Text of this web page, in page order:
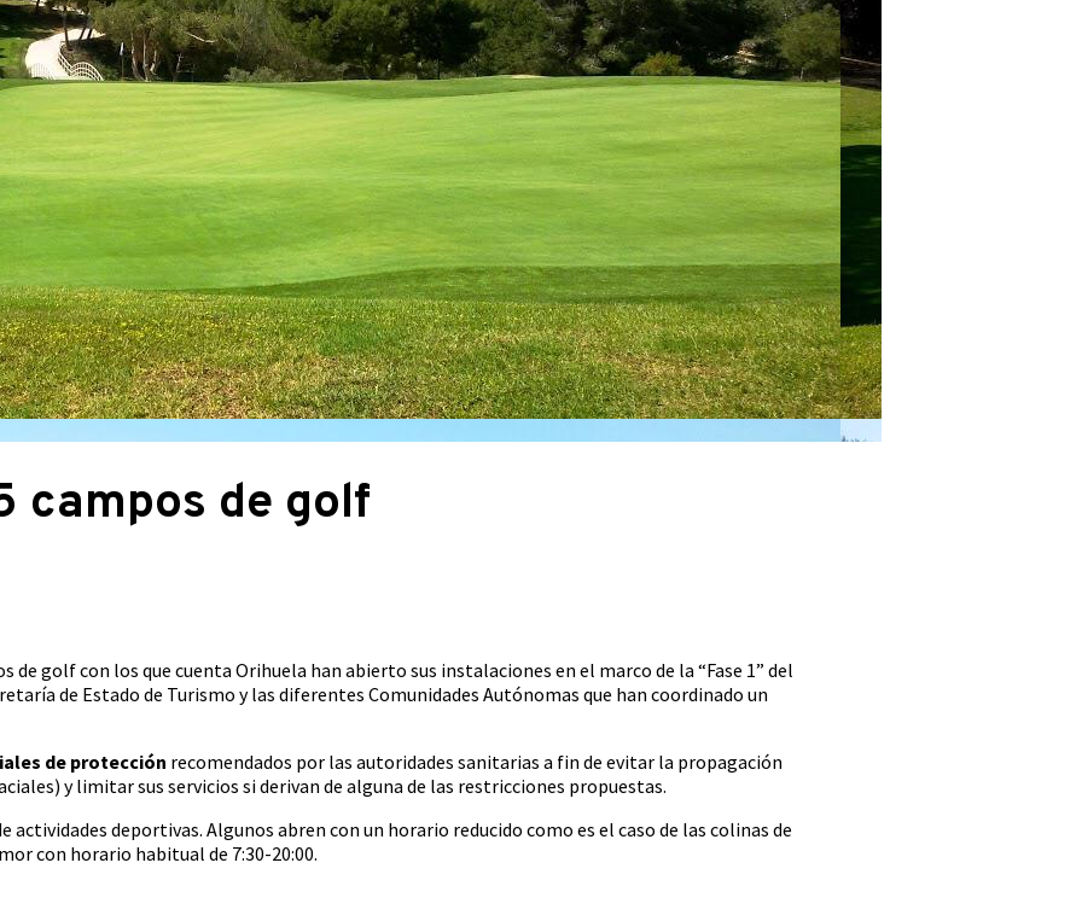
campos de golf
de golf con los que cuenta Orihuela han abierto sus instalaciones en el marco de la “Fase 1” del
de Estado de Turismo y las diferentes Comunidades Autónomas que han coordinado un
de protección recomendados por las autoridades sanitarias a fin de evitar la propagación
y limitar sus servicios si derivan de alguna de las restricciones propuestas.
deportivas. Algunos abren con un horario reducido como es el caso de las colinas de
con horario habitual de 7:30-20:00.